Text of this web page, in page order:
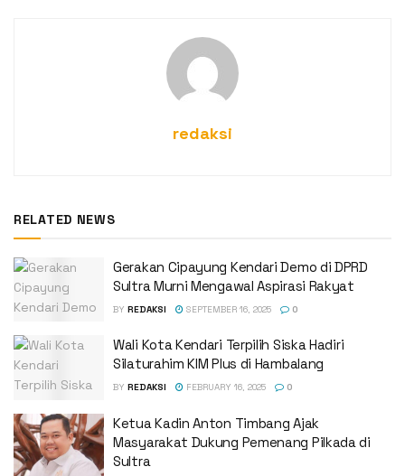
redaksi
RELATED NEWS
Gerakan Cipayung Kendari Demo di DPRD
Sultra Murni Mengawal Aspirasi Rakyat
BY REDAKSI SEPTEMBER 16, 2025 0
Wali Kota Kendari Terpilih Siska Hadiri
Silaturahim KIM Plus di Hambalang
BY REDAKSI FEBRUARY 16, 2025 0
Ketua Kadin Anton Timbang Ajak
Masyarakat Dukung Pemenang Pilkada di
Sultra